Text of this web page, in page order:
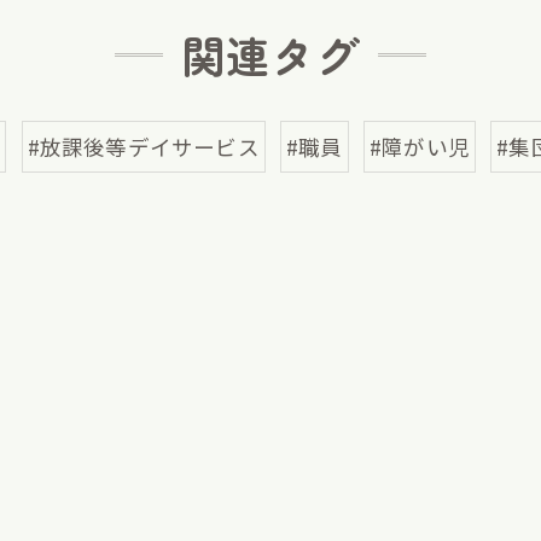
関連タグ
#放課後等デイサービス #職員 #障がい児 #集